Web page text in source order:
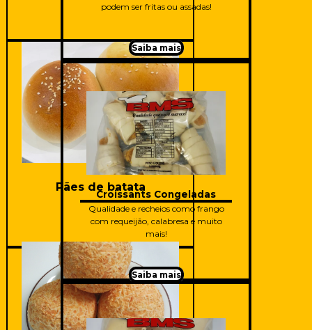
Saiba mais
Pães de batata
Saiba mais
podem ser fritas ou assadas!
Saiba mais
Croissants Congeladas
Qualidade e recheios como frango
com requeijão, calabresa e muito
mais!
Saiba mais